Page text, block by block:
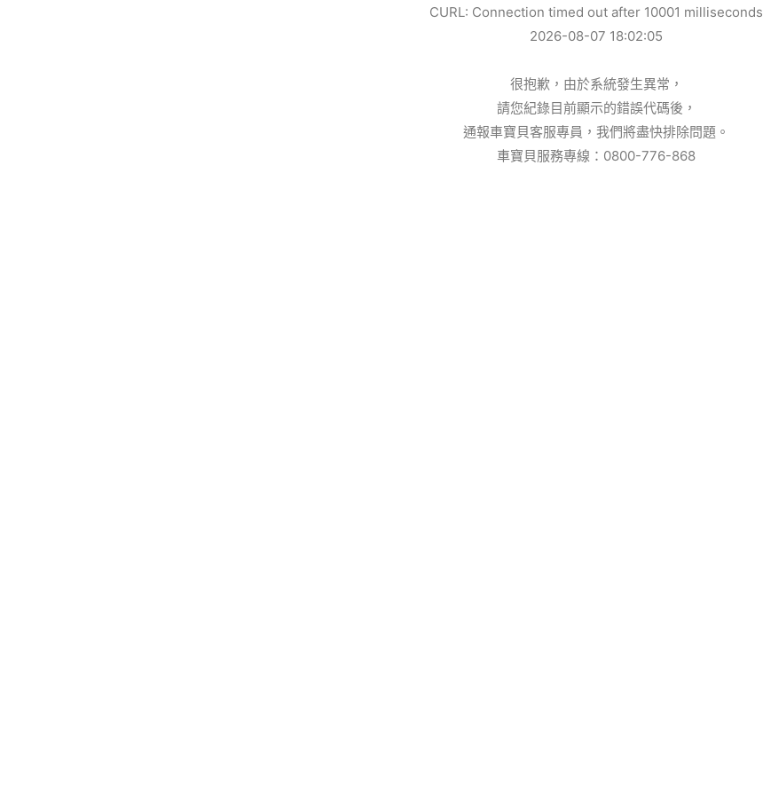
CURL: Connection timed out after 10001 milliseconds
2026-08-07 18:02:05
很抱歉，由於系統發生異常，
請您紀錄目前顯示的錯誤代碼後，
通報車寶貝客服專員，我們將盡快排除問題。
車寶貝服務專線：0800-776-868